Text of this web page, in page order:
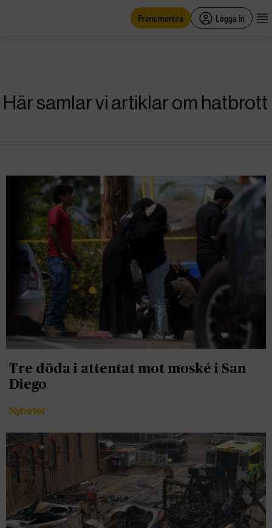
Prenumerera Logga in
Här samlar vi artiklar om hatbrott
Tre döda i attentat mot moské i San
Diego
Nyheter